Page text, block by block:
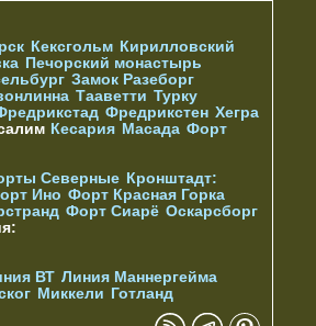
Кексгольм Кирилловский
Печорcкий монастырь
Замок Разеборг
Тааветти Турку
Фредрикстен Хегра
Кесария Масада Форт
Северные Кронштадт:
Ино Форт Красная Горка
Форт Сиарё Оскарсборг
ВТ Линия Маннергейма
Миккели
Готланд